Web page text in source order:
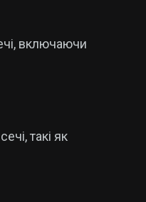
включаючи
такі як